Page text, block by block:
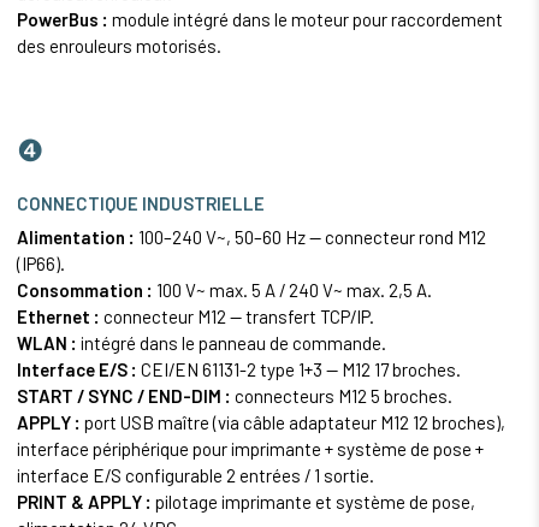
PowerBus : module intégré dans le moteur pour raccordement
des enrouleurs motorisés.
❹
CONNECTIQUE INDUSTRIELLE
Alimentation : 100–240 V~, 50–60 Hz — connecteur rond M12
(IP66).
Consommation : 100 V~ max. 5 A / 240 V~ max. 2,5 A.
Ethernet : connecteur M12 — transfert TCP/IP.
WLAN : intégré dans le panneau de commande.
Interface E/S : CEI/EN 61131-2 type 1+3 — M12 17 broches.
START / SYNC / END-DIM : connecteurs M12 5 broches.
APPLY : port USB maître (via câble adaptateur M12 12 broches),
interface périphérique pour imprimante + système de pose +
interface E/S configurable 2 entrées / 1 sortie.
PRINT & APPLY : pilotage imprimante et système de pose,